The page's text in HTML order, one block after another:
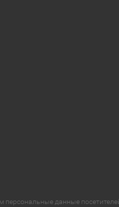
данные